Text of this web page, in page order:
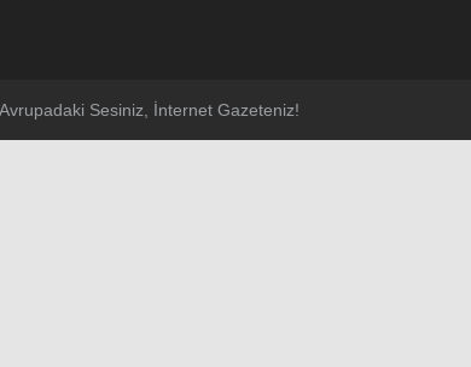
Avrupadaki Sesiniz, İnternet Gazeteniz!